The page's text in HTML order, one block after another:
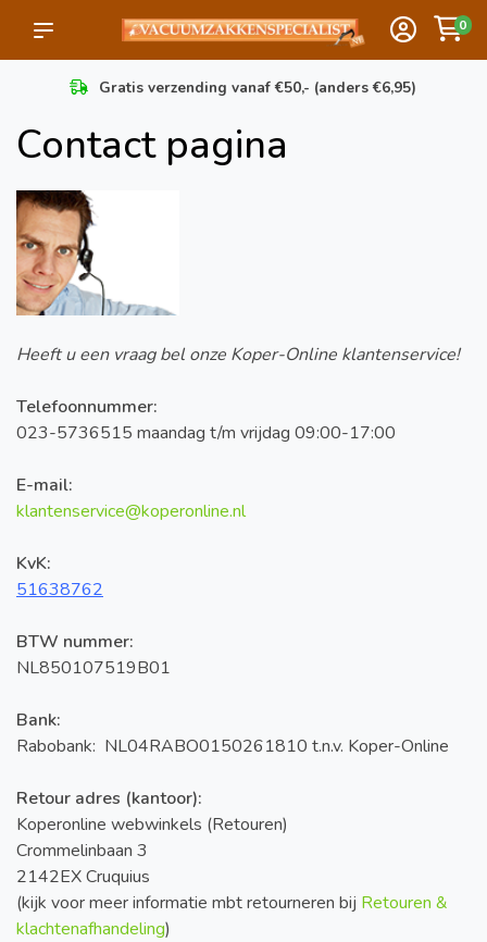
0
Gratis verzending vanaf €50,- (anders €6,95)
Contact pagina
Heeft u een vraag bel onze Koper-Online klantenservice!
Telefoonnummer:
023-5736515 maandag t/m vrijdag 09:00-17:00
E-mail:
klantenservice@koperonline.nl
KvK:
51638762
BTW nummer:
NL850107519B01
Bank:
Rabobank: NL04RABO0150261810 t.n.v. Koper-Online
Retour adres (kantoor):
Koperonline webwinkels (Retouren)
Crommelinbaan 3
2142EX Cruquius
(kijk voor meer informatie mbt retourneren bij Retouren &
klachtenafhandeling)